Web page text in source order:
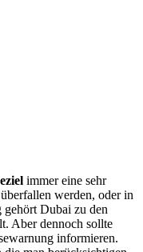
immer eine sehr
werden, oder in
Dubai zu den
Aber dennoch sollte
informieren.